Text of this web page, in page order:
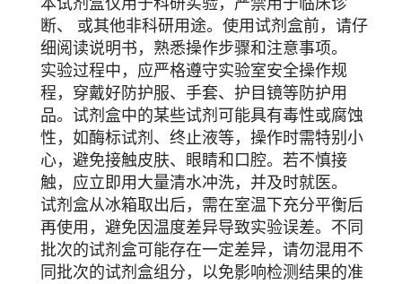
本试剂盒仅用于科研实验，严禁用于临床诊
断、 或其他非科研用途。使用试剂盒前，请仔
细阅读说明书，熟悉操作步骤和注意事项。
实验过程中，应严格遵守实验室安全操作规
程，穿戴好防护服、手套、护目镜等防护用
品。试剂盒中的某些试剂可能具有毒性或腐蚀
性，如酶标试剂、终止液等，操作时需特别小
心，避免接触皮肤、眼睛和口腔。若不慎接
触，应立即用大量清水冲洗，并及时就医。
试剂盒从冰箱取出后，需在室温下充分平衡后
再使用，避免因温度差异导致实验误差。不同
批次的试剂盒可能存在一定差异，请勿混用不
同批次的试剂盒组分，以免影响检测结果的准